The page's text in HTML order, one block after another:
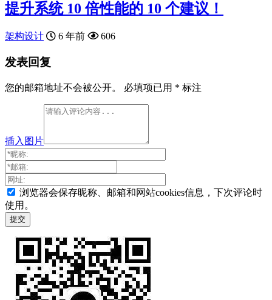
提升系统 10 倍性能的 10 个建议！
架构设计 6 年前 606
发表回复
您的邮箱地址不会被公开。 必填项已用 * 标注
插入图片
浏览器会保存昵称、邮箱和网站cookies信息，下次评论时
使用。